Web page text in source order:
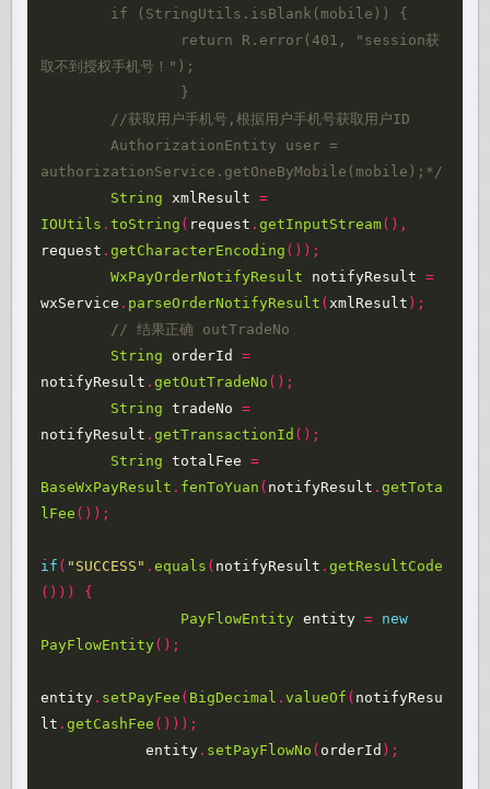
取不到授权手机号！");
authorizationService.getOneByMobile(mobile);*/
String
xmlResult
=
IOUtils .toString ( request .getInputStream(),
request .getCharacterEncoding ());
WxPayOrderNotifyResult
notifyResult
=
wxService . parseOrderNotifyResult (xmlResult );
// 结果正确 outTradeNo
String
orderId
=
notifyResult .getOutTradeNo ();
String
tradeNo
=
notifyResult .getTransactionId ();
String
totalFee
=
BaseWxPayResult . fenToYuan ( notifyResult .getTota
lFee ());
if ( "SUCCESS" .equals ( notifyResult .getResultCode
()))
{
PayFlowEntity entity = new
PayFlowEntity();
entity . setPayFee ( BigDecimal .valueOf ( notifyResu
lt .getCashFee ()));
entity . setPayFlowNo ( orderId );